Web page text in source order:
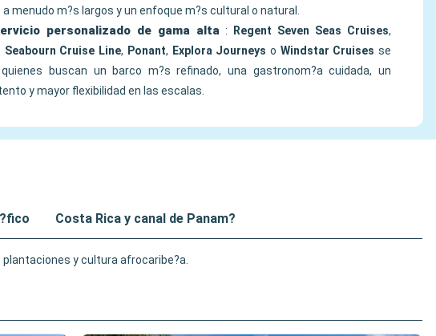
menudo m?s largos y un enfoque m?s cultural o natural.
personalizado de gama alta : Regent Seven Seas Cruises,
Seabourn Cruise Line, Ponant, Explora Journeys o Windstar Cruises se
buscan un barco m?s refinado, una gastronom?a cuidada, un
y mayor flexibilidad en las escalas.
Costa Rica y canal de Panam?
y cultura afrocaribe?a.